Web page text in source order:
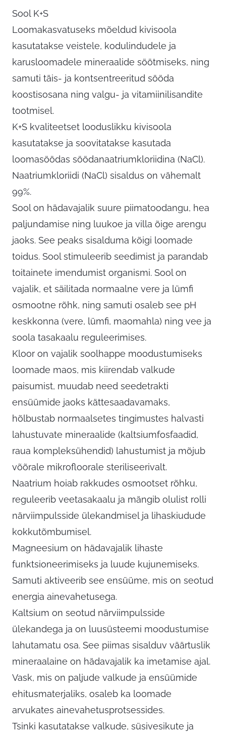
Sool K+S
Loomakasvatuseks mõeldud kivisoola
kasutatakse veistele, kodulindudele ja
karusloomadele mineraalide söötmiseks, ning
samuti täis- ja kontsentreeritud sööda
koostisosana ning valgu- ja vitamiinilisandite
tootmisel.
K+S kvaliteetset looduslikku kivisoola
kasutatakse ja soovitatakse kasutada
loomasöödas söödanaatriumkloriidina (NaCl).
Naatriumkloriidi (NaCl) sisaldus on vähemalt
99%.
Sool on hädavajalik suure piimatoodangu, hea
paljundamise ning luukoe ja villa õige arengu
jaoks. See peaks sisalduma kõigi loomade
toidus. Sool stimuleerib seedimist ja parandab
toitainete imendumist organismi. Sool on
vajalik, et säilitada normaalne vere ja lümfi
osmootne rõhk, ning samuti osaleb see pH
keskkonna (vere, lümfi, maomahla) ning vee ja
soola tasakaalu reguleerimises.
Kloor on vajalik soolhappe moodustumiseks
loomade maos, mis kiirendab valkude
paisumist, muudab need seedetrakti
ensüümide jaoks kättesaadavamaks,
hõlbustab normaalsetes tingimustes halvasti
lahustuvate mineraalide (kaltsiumfosfaadid,
raua kompleksühendid) lahustumist ja mõjub
võõrale mikrofloorale steriliseerivalt.
Naatrium hoiab rakkudes osmootset rõhku,
reguleerib veetasakaalu ja mängib olulist rolli
närviimpulsside ülekandmisel ja lihaskiudude
kokkutõmbumisel.
Magneesium on hädavajalik lihaste
funktsioneerimiseks ja luude kujunemiseks.
Samuti aktiveerib see ensüüme, mis on seotud
energia ainevahetusega.
Kaltsium on seotud närviimpulsside
ülekandega ja on luusüsteemi moodustumise
lahutamatu osa. See piimas sisalduv väärtuslik
mineraalaine on hädavajalik ka imetamise ajal.
Vask, mis on paljude valkude ja ensüümide
ehitusmaterjaliks, osaleb ka loomade
arvukates ainevahetusprotsessides.
Tsinki kasutatakse valkude, süsivesikute ja